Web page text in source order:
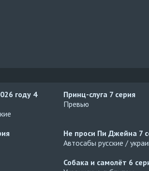
году 4
Принц-слуга 7 серия
Превью
Не проси Пи Джейна 7
Автосабы русские /
Собака и самолёт 6